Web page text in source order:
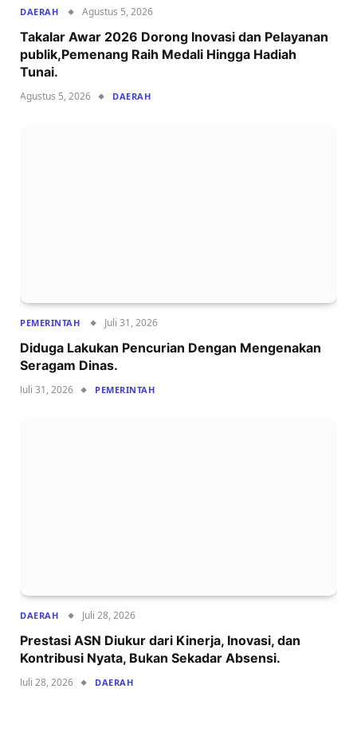
DAERAH Agustus 5, 2026
Takalar Awar 2026 Dorong Inovasi dan Pelayanan
publik,Pemenang Raih Medali Hingga Hadiah
Tunai.
Agustus 5, 2026 DAERAH
PEMERINTAH Juli 31, 2026
Diduga Lakukan Pencurian Dengan Mengenakan
Seragam Dinas.
Juli 31, 2026 PEMERINTAH
DAERAH Juli 28, 2026
Prestasi ASN Diukur dari Kinerja, Inovasi, dan
Kontribusi Nyata, Bukan Sekadar Absensi.
Juli 28, 2026 DAERAH